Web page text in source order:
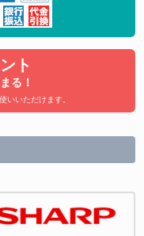
ト
る！
いいただけます。